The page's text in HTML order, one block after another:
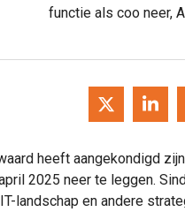
functie als coo neer,
heeft aangekondigd
2025 neer te leggen.
landschap en andere